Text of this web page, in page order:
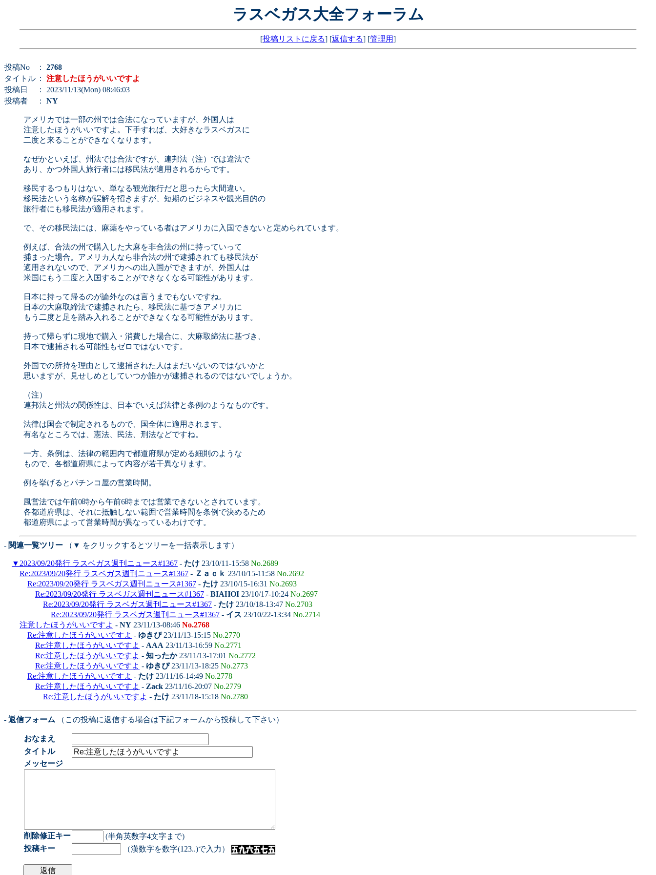
ラスベガス大全フォーラム
[投稿リストに戻る] [返信する] [管理用]
投稿No ： 2768
タイトル ： 注意したほうがいいですよ
投稿日
： 2023/11/13(Mon) 08:46:03
投稿者
： NY
アメリカでは一部の州では合法になっていますが、外国人は
注意したほうがいいですよ。下手すれば、大好きなラスベガスに
二度と来ることができなくなります。
なぜかといえば、州法では合法ですが、連邦法（注）では違法で
あり、かつ外国人旅行者には移民法が適用されるからです。
移民するつもりはない、単なる観光旅行だと思ったら大間違い。
移民法という名称が誤解を招きますが、短期のビジネスや観光目的の
旅行者にも移民法が適用されます。
で、その移民法には、麻薬をやっている者はアメリカに入国できないと定められています。
例えば、合法の州で購入した大麻を非合法の州に持っていって
捕まった場合。アメリカ人なら非合法の州で逮捕されても移民法が
適用されないので、アメリカへの出入国ができますが、外国人は
米国にもう二度と入国することができなくなる可能性があります。
日本に持って帰るのが論外なのは言うまでもないですね。
日本の大麻取締法で逮捕されたら、移民法に基づきアメリカに
もう二度と足を踏み入れることができなくなる可能性があります。
持って帰らずに現地で購入・消費した場合に、大麻取締法に基づき、
日本で逮捕される可能性もゼロではないです。
外国での所持を理由として逮捕された人はまだいないのではないかと
思いますが、見せしめとしていつか誰かが逮捕されるのではないでしょうか。
（注）
連邦法と州法の関係性は、日本でいえば法律と条例のようなものです。
法律は国会で制定されるもので、国全体に適用されます。
有名なところでは、憲法、民法、刑法などですね。
一方、条例は、法律の範囲内で都道府県が定める細則のような
もので、各都道府県によって内容が若干異なります。
例を挙げるとパチンコ屋の営業時間。
風営法では午前0時から午前6時までは営業できないとされています。
各都道府県は、それに抵触しない範囲で営業時間を条例で決めるため
都道府県によって営業時間が異なっているわけです。
- 関連一覧ツリー （▼ をクリックするとツリーを一括表示します）
▼ 2023/09/20発行 ラスベガス週刊ニュース#1367 - たけ 23/10/11-15:58 No.2689
Re:2023/09/20発行 ラスベガス週刊ニュース#1367 - Ｚａｃｋ 23/10/15-11:58 No.2692
Re:2023/09/20発行 ラスベガス週刊ニュース#1367 - たけ 23/10/15-16:31 No.2693
Re:2023/09/20発行 ラスベガス週刊ニュース#1367 - BIAHOI 23/10/17-10:24 No.2697
Re:2023/09/20発行 ラスベガス週刊ニュース#1367 - たけ 23/10/18-13:47 No.2703
Re:2023/09/20発行 ラスベガス週刊ニュース#1367 - イス 23/10/22-13:34 No.2714
注意したほうがいいですよ - NY 23/11/13-08:46 No.2768
Re:注意したほうがいいですよ - ゆきぴ23/11/13-15:15 No.2770
Re:注意したほうがいいですよ - AAA 23/11/13-16:59 No.2771
Re:注意したほうがいいですよ - 知ったか23/11/13-17:01 No.2772
Re:注意したほうがいいですよ - ゆきぴ23/11/13-18:25 No.2773
Re:注意したほうがいいですよ - たけ 23/11/16-14:49 No.2778
Re:注意したほうがいいですよ - Zack 23/11/16-20:07 No.2779
Re:注意したほうがいいですよ - たけ 23/11/18-15:18 No.2780
- 返信フォーム （この投稿に返信する場合は下記フォームから投稿して下さい）
おなまえ
タイトル
メッセージ
削除修正キー
(半角英数字4文字まで)
投稿キー
（漢数字を数字(123..)で入力）